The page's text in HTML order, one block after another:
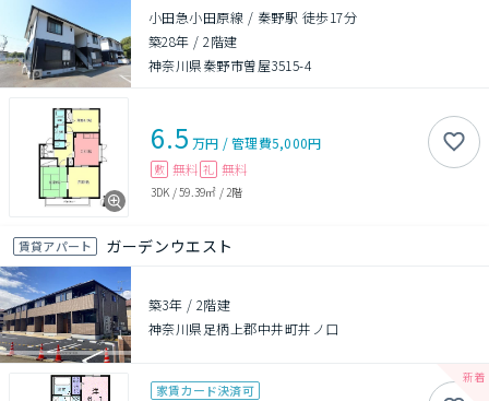
小田急小田原線 / 秦野駅 徒歩17分
築28年 /2階建
神奈川県秦野市曽屋3515-4
6.5 万円 /管理費5,000円
敷 無料 礼 無料
3DK /59.39㎡ / 2階
賃貸アパート ガーデンウエスト
築3年 / 2階建
神奈川県足柄上郡中井町井ノ口
家賃カード決済可